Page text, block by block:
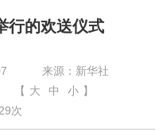
行的欢送仪式
来源：新华社
【 大 中 小 】
次